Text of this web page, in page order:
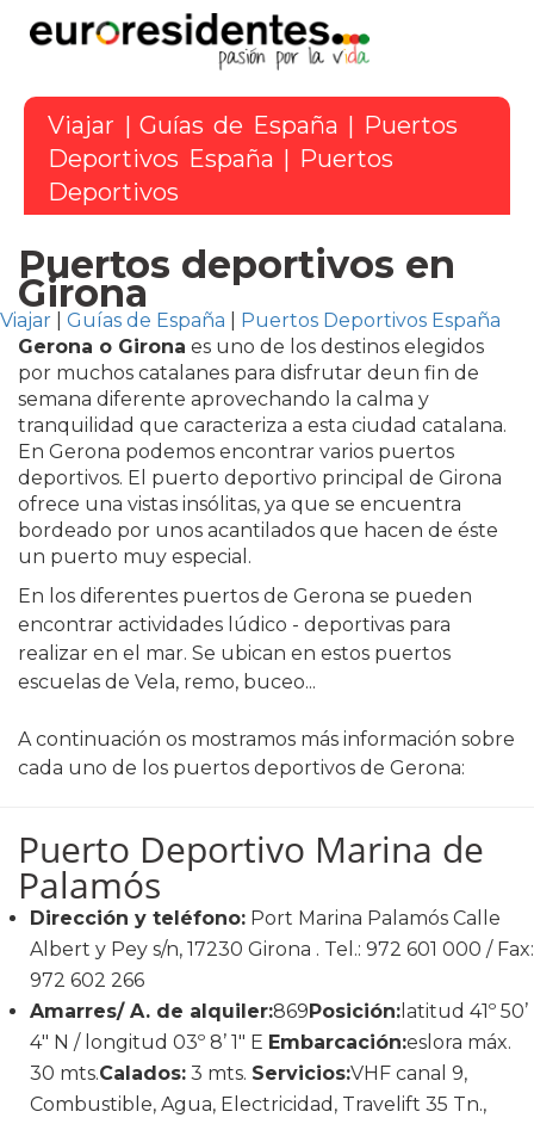
Viajar |Guías de España
Puertos
Deportivos España | Puertos
Deportivos
Puertos deportivos en
Girona
Viajar Guías de España
Puertos Deportivos España
Gerona o Girona es uno de los destinos elegidos
por muchos catalanes para disfrutar deun fin de
semana diferente aprovechando la calma y
tranquilidad que caracteriza a esta ciudad catalana.
En Gerona podemos encontrar varios puertos
deportivos. El puerto deportivo principal de Girona
ofrece una vistas insólitas, ya que se encuentra
bordeado por unos acantilados que hacen de éste
un puerto muy especial.
En los diferentes puertos de Gerona se pueden
encontrar actividades lúdico - deportivas para
realizar en el mar. Se ubican en estos puertos
escuelas de Vela, remo, buceo...
A continuación os mostramos más información sobre
cada uno de los puertos deportivos de Gerona:
Puerto Deportivo Marina de
Palamós
Dirección y teléfono: Port Marina Palamós Calle
Albert y Pey s/n, 17230 Girona . Tel.: 972 601 000 / Fax:
972 602 266
Amarres/ A. de alquiler:869 Posición: latitud 41º 50’
4" N / longitud 03º 8’ 1" E Embarcación:eslora máx.
30 mts.Calados: 3 mts. Servicios:VHF canal 9,
Combustible, Agua, Electricidad, Travelift 35 Tn.,